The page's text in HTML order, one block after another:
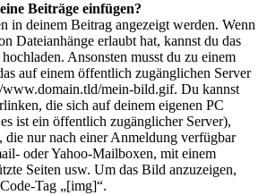
Beiträge einfügen?
in deinem Beitrag angezeigt werden. Wenn
Dateianhänge erlaubt hat, kannst du das
Ansonsten musst du zu einem
auf einem öffentlich zugänglichen Server
mein-bild.gif. Du kannst
die sich auf deinem eigenen PC
ist ein öffentlich zugänglicher Server),
die nur nach einer Anmeldung verfügbar
oder Yahoo-Mailboxen, mit einem
Seiten usw. Um das Bild anzuzeigen,
Tag „[img]“.